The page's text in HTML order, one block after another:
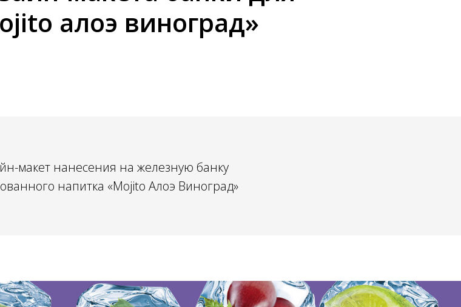
алоэ виноград»
макет нанесения на железную банку
напитка «Mojito Алоэ Виноград»